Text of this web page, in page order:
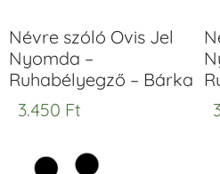
Névre szóló Ovis Jel
Nyomda –
Ruhabélyegző – Bárka
3.450 Ft